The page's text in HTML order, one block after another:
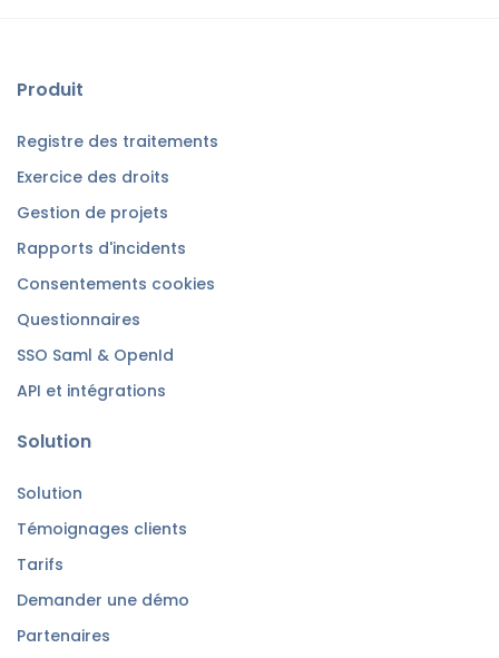
Produit
Registre des traitements
Exercice des droits
Gestion de projets
Rapports d'incidents
Consentements cookies
Questionnaires
SSO Saml & OpenId
API et intégrations
Solution
Solution
Témoignages clients
Tarifs
Demander une démo
Partenaires